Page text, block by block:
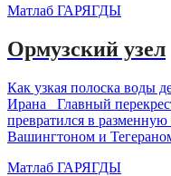
Матлаб ГАРЯГДЫ
Ормузский узел
Как узкая полоска воды
Ирана Главный
превратился в
Вашингтоном и
Матлаб ГАРЯГДЫ